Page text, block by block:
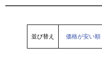
並び替え 価格が安い順